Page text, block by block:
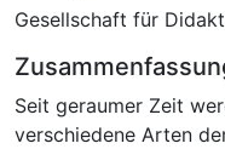
Gesellschaft für
Seit geraumer Zeit
verschiedene Arten